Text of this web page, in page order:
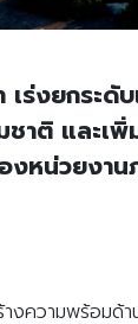
เร่งยกระ
าติ และเ
งหน่วยงา
างความพร้อม